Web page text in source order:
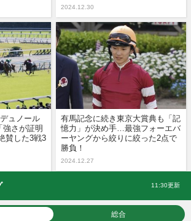
2024.12.30
ュノール
強さが証明
賛した3戦3
有馬記念に続き東京大賞典も「記
憶力」が決め手…最強フォーエバ
ーヤングから絞りに絞った2点で
勝負！
2024.12.27
11:30更新
総合